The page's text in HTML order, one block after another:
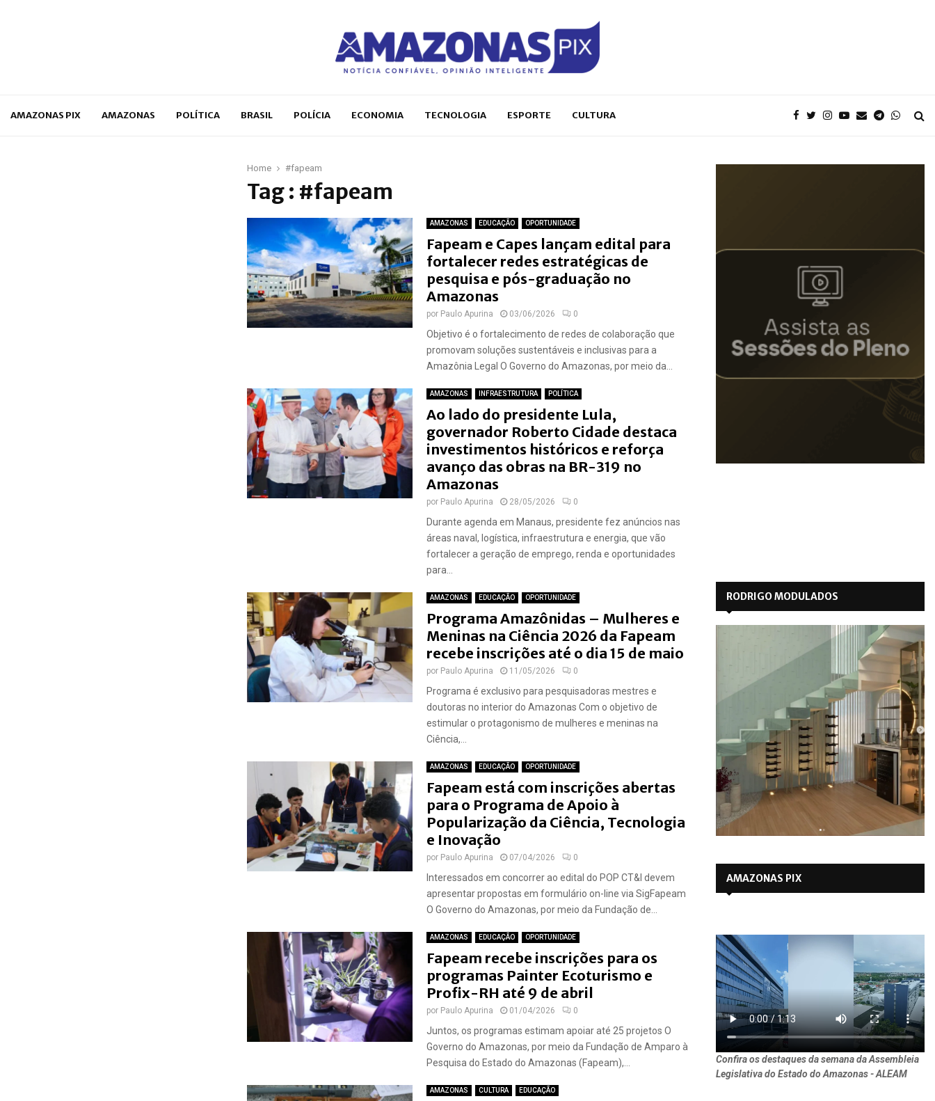
AMAZONAS PIX AMAZONAS POLÍTICA BRASIL POLÍCIA ECONOMIA TECNOLOGIA ESPORTE CULTURA
Home #fapeam
Tag : #fapeam
AMAZONAS EDUCAÇÃO OPORTUNIDADE
Fapeam e Capes lançam edital para
fortalecer redes estratégicas de
pesquisa e pós-graduação no
Amazonas
por Paulo Apurina 03/06/2026 0
Objetivo é o fortalecimento de redes de colaboração que
promovam soluções sustentáveis e inclusivas para a
Amazônia Legal O Governo do Amazonas, por meio da...
AMAZONAS INFRAESTRUTURA POLÍTICA
Ao lado do presidente Lula,
governador Roberto Cidade destaca
investimentos históricos e reforça
avanço das obras na BR-319 no
Amazonas
por Paulo Apurina 28/05/2026 0
Durante agenda em Manaus, presidente fez anúncios nas
áreas naval, logística, infraestrutura e energia, que vão
fortalecer a geração de emprego, renda e oportunidades
para...
AMAZONAS EDUCAÇÃO OPORTUNIDADE
Programa Amazônidas – Mulheres e
Meninas na Ciência 2026 da Fapeam
recebe inscrições até o dia 15 de maio
por Paulo Apurina 11/05/2026 0
Programa é exclusivo para pesquisadoras mestres e
doutoras no interior do Amazonas Com o objetivo de
estimular o protagonismo de mulheres e meninas na
Ciência,...
AMAZONAS EDUCAÇÃO OPORTUNIDADE
Fapeam está com inscrições abertas
para o Programa de Apoio à
Popularização da Ciência, Tecnologia
e Inovação
por Paulo Apurina 07/04/2026 0
Interessados em concorrer ao edital do POP CT&I devem
apresentar propostas em formulário on-line via SigFapeam
O Governo do Amazonas, por meio da Fundação de...
AMAZONAS EDUCAÇÃO OPORTUNIDADE
Fapeam recebe inscrições para os
programas Painter Ecoturismo e
Profix-RH até 9 de abril
por Paulo Apurina 01/04/2026 0
Juntos, os programas estimam apoiar até 25 projetos O
Governo do Amazonas, por meio da Fundação de Amparo à
Pesquisa do Estado do Amazonas (Fapeam),...
AMAZONAS CULTURA EDUCAÇÃO
RODRIGO MODULADOS
AMAZONAS PIX
Confira os destaques da semana da Assembleia
Legislativa do Estado do Amazonas - ALEAM